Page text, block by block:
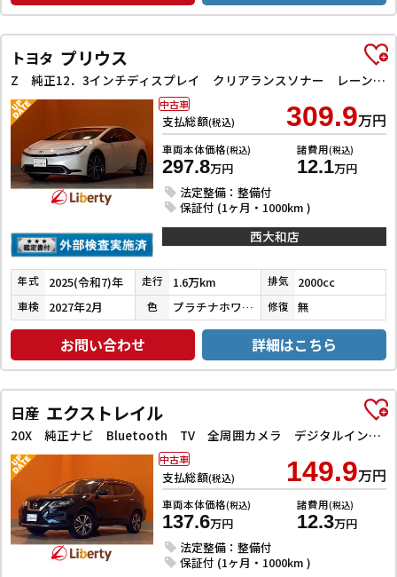
トヨタ プリウス
Z 純正12．3インチディスプレイ クリアランスソナー レーンアシスト オートクルーズコントロール パークアシスト 衝突被害軽減システム 全周囲カメラ ナビ TV アルミホイール オートマチックハイビーム
支払総額(税込) 309.9万円
車両本体価格(税込)
297.8万円
諸費用(税込)
12.1万円
法定整備：整備付
保証付 (1ヶ月・1000km )
中古車
西大和店
年式 2025(令和7)年 走行 1.6万km 排気 2000cc
車検 2027年2月 色 プラチナホワイトパールマイカ 修復 無
お問い合わせ 詳細はこちら
日産 エクストレイル
20X 純正ナビ Bluetooth TV 全周囲カメラ デジタルインナーミラー クリアランスソナー 衝突被害軽減システム 電動リアゲート アルミホイール スマートキー アイドリングストップ 電動格納ミラー
支払総額(税込) 149.9万円
車両本体価格(税込)
137.6万円
諸費用(税込)
12.3万円
法定整備：整備付
保証付 (1ヶ月・1000km )
中古車